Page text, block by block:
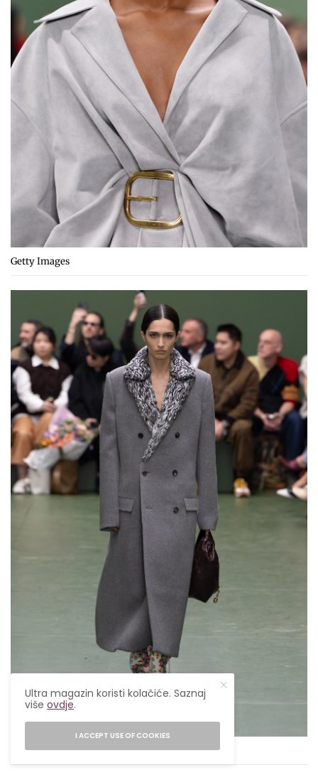
Getty Images
Getty Images
Ultra magazin koristi kolačiće. Saznaj
višeovdje.
I ACCEPT USE OF COOKIES